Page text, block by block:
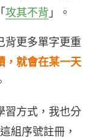
攻其不背 」。
背更多單字更重
，就會在某一天
習方式，我也分
組序號註冊，